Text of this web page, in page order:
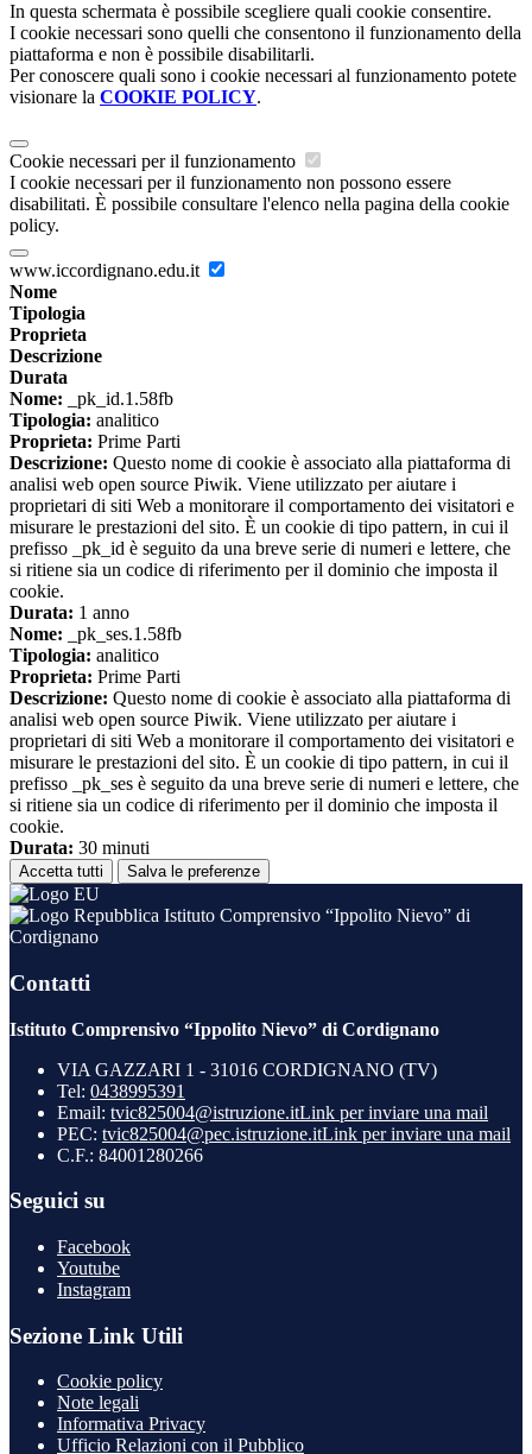
In questa schermata è possibile scegliere quali cookie consentire.
I cookie necessari sono quelli che consentono il funzionamento della
piattaforma e non è possibile disabilitarli.
Per conoscere quali sono i cookie necessari al funzionamento potete
visionare la COOKIE POLICY.
Cookie necessari per il funzionamento
I cookie necessari per il funzionamento non possono essere
disabilitati. È possibile consultare l'elenco nella pagina della cookie
policy.
www.iccordignano.edu.it
Nome
Tipologia
Proprieta
Descrizione
Durata
Nome: _pk_id.1.58fb
Tipologia: analitico
Proprieta: Prime Parti
Descrizione: Questo nome di cookie è associato alla piattaforma di
analisi web open source Piwik. Viene utilizzato per aiutare i
proprietari di siti Web a monitorare il comportamento dei visitatori e
misurare le prestazioni del sito. È un cookie di tipo pattern, in cui il
prefisso _pk_id è seguito da una breve serie di numeri e lettere, che
si ritiene sia un codice di riferimento per il dominio che imposta il
cookie.
Durata: 1 anno
Nome: _pk_ses.1.58fb
Tipologia: analitico
Proprieta: Prime Parti
Descrizione: Questo nome di cookie è associato alla piattaforma di
analisi web open source Piwik. Viene utilizzato per aiutare i
proprietari di siti Web a monitorare il comportamento dei visitatori e
misurare le prestazioni del sito. È un cookie di tipo pattern, in cui il
prefisso _pk_ses è seguito da una breve serie di numeri e lettere, che
si ritiene sia un codice di riferimento per il dominio che imposta il
cookie.
Durata: 30 minuti
Accetta tutti Salva le preferenze
Istituto Comprensivo “Ippolito Nievo” di
Cordignano
Contatti
Istituto Comprensivo “Ippolito Nievo” di Cordignano
VIA GAZZARI 1 - 31016 CORDIGNANO (TV)
Tel: 0438995391
Email: tvic825004@istruzione.itLink per inviare una mail
PEC: tvic825004@pec.istruzione.itLink per inviare una mail
C.F.: 84001280266
Seguici su
Facebook
Youtube
Instagram
Sezione Link Utili
Cookie policy
Note legali
Informativa Privacy
Ufficio Relazioni con il Pubblico